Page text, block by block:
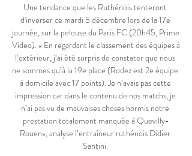
Une tendance que les Ruthénois tenteront
d'inverser ce mardi 5 décembre lors de la 17e
journée, sur la pelouse du Paris FC (20h45, Prime
Video). « En regardant le classement des équipes à
l’extérieur, j’ai été surpris de constater que nous
ne sommes qu’à la 19e place (Rodez est 2e équipe
à domicile avec 17 points). Je n’avais pas cette
impression car dans le contenu de nos matchs, je
n’ai pas vu de mauvaises choses hormis notre
prestation totalement manquée à Quevilly-
Rouen», analyse l’entraîneur ruthénois Didier
Santini.